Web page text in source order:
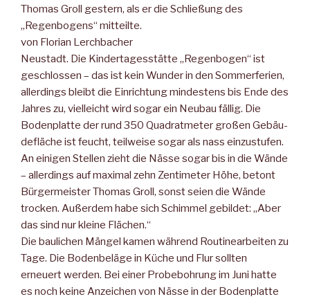
Thomas Groll gestern, als er die Schließung des
„Regenbogens“ mitteilte.
von Florian Lerchbacher
Neustadt. Die Kindertagesstätte „Regenbogen“ ist
geschlossen – das ist kein Wunder in den Sommerferien,
allerdings bleibt die Einrichtung mindestens bis Ende des
Jahres zu, vielleicht wird sogar ein Neubau fällig. Die
Bodenplatte der rund 350 Quadratmeter großen Gebäu-
defläche ist feucht, teilweise sogar als nass einzustufen.
An einigen Stellen zieht die Nässe sogar bis in die Wände
– allerdings auf maximal zehn Zentimeter Höhe, betont
Bürgermeister Thomas Groll, sonst seien die Wände
trocken. Außerdem habe sich Schimmel gebildet: „Aber
das sind nur kleine Flächen.“
Die baulichen Mängel kamen während Routinearbeiten zu
Tage. Die Bodenbeläge in Küche und Flur sollten
erneuert werden. Bei einer Probebohrung im Juni hatte
es noch keine Anzeichen von Nässe in der Bodenplatte